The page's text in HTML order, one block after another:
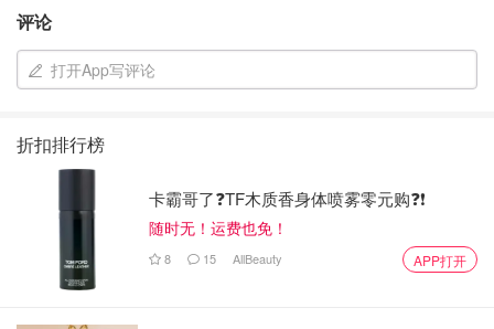
评论
打开App写评论
折扣排行榜
卡霸哥了❓TF木质香身体喷雾零元购❓❗
随时无！运费也免！
8 15 AllBeauty APP打开